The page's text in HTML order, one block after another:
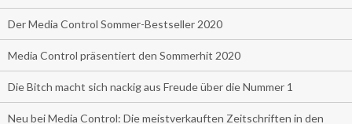
Der Media Control Sommer-Bestseller 2020
Media Control präsentiert den Sommerhit 2020
Die Bitch macht sich nackig aus Freude über die Nummer 1
Neu bei Media Control: Die meistverkauften Zeitschriften in den